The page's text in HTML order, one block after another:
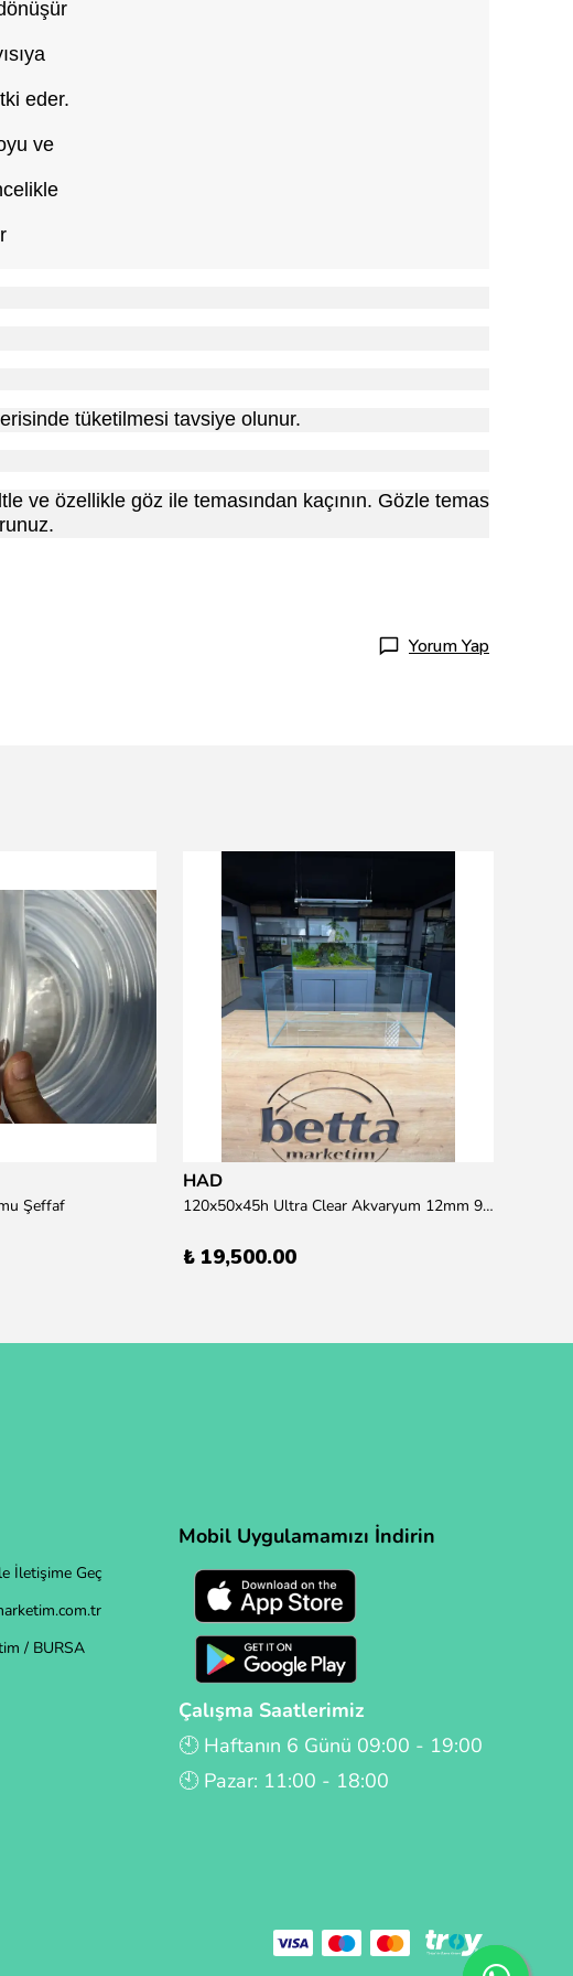
eder.
ve
tüketilmesi tavsiye olunur.
ve özellikle göz ile temasından kaçının. Gözle temas
Yorum Yap
Şeffaf
HAD
120x50x45h Ultra Clear Akvaryum 12mm 90 derece Birleşim (Otobüs Kargosu İle Gönderim Sağlanmaktadır)
₺ 19,500.00
İletişime Geç
/ BURSA
Mobil Uygulamamızı İndirin
Çalışma Saatlerimiz
🕙 Haftanın 6 Günü 09:00 - 19:00
🕙 Pazar: 11:00 - 18:00